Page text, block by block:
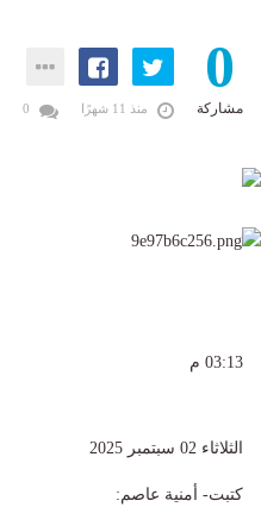
0
مشاركة منذ 11 شهرًا
03:13 م
الثلاثاء 02 سبتمبر 2025
كتبت- أمنية عاصم: